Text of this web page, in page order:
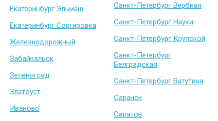
Екатеринбург Эльмаш
Екатеринбург Сортировка
Железнодорожный
Забайкальск
Зеленоград
Златоуст
Иваново
Санкт-Петербург Вербная
Санкт-Петербург Науки
Санкт-Петербург Крупской
Санкт-Петербург
Белградская
Санкт-Петербург Ватутина
Саранск
Саратов